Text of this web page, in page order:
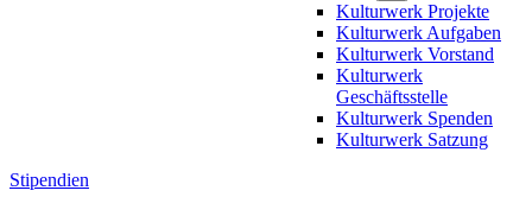
Kulturwerk Projekte
Kulturwerk Aufgaben
Kulturwerk Vorstand
Kulturwerk
Geschäftsstelle
Kulturwerk Spenden
Kulturwerk Satzung
Stipendien